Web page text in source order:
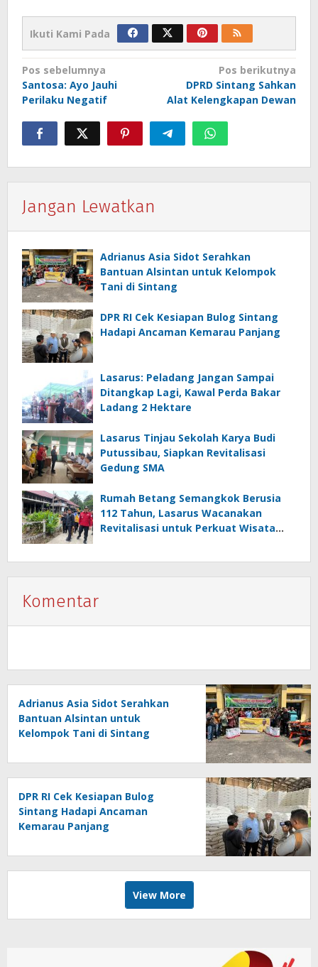
Ikuti Kami Pada
Navigasi
pos
Pos sebelumnya
Santosa: Ayo Jauhi
Perilaku Negatif
Pos berikutnya
DPRD Sintang Sahkan
Alat Kelengkapan Dewan
Jangan Lewatkan
Adrianus Asia Sidot Serahkan
Bantuan Alsintan untuk Kelompok
Tani di Sintang
DPR RI Cek Kesiapan Bulog Sintang
Hadapi Ancaman Kemarau Panjang
Lasarus: Peladang Jangan Sampai
Ditangkap Lagi, Kawal Perda Bakar
Ladang 2 Hektare
Lasarus Tinjau Sekolah Karya Budi
Putussibau, Siapkan Revitalisasi
Gedung SMA
Rumah Betang Semangkok Berusia
112 Tahun, Lasarus Wacanakan
Revitalisasi untuk Perkuat Wisata
Komentar
Adrianus Asia Sidot Serahkan
Bantuan Alsintan untuk
Kelompok Tani di Sintang
DPR RI Cek Kesiapan Bulog
Sintang Hadapi Ancaman
Kemarau Panjang
View More